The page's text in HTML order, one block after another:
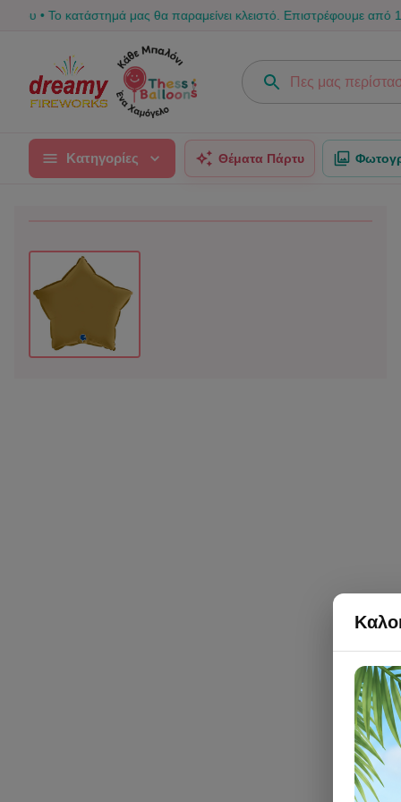
μας θα παραμείνει κλειστό. Επιστρέφουμε από 17/08 για
Κατηγορίες Θέματα Πάρτυ